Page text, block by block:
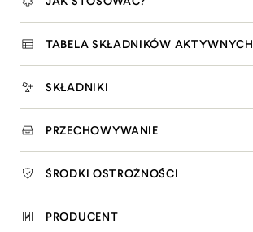
TABELA SKŁADNIKÓW AKTYWNYCH
SKŁADNIKI
PRZECHOWYWANIE
ŚRODKI OSTROŻNOŚCI
PRODUCENT